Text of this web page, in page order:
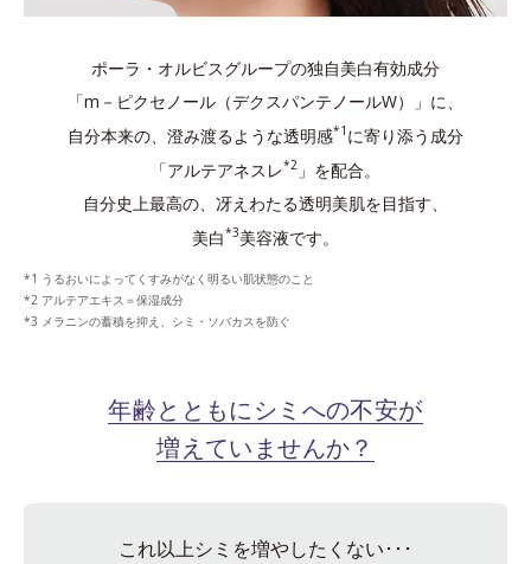
ポーラ・オルビスグループの独自美白有効成分
「m－ピクセノール（デクスパンテノールW）」に、
自分本来の、澄み渡るような透明感*1 に寄り添う成分
「アルテアネスレ*2 」を配合。
自分史上最高の、冴えわたる透明美肌を目指す、
美白*3美容液です。
うるおいによってくすみがなく明るい肌状態のこと
アルテアエキス＝保湿成分
メラニンの蓄積を抑え、シミ・ソバカスを防ぐ
年齢とともにシミへの不安が
増えていませんか？
これ以上シミを増やしたくない･･･